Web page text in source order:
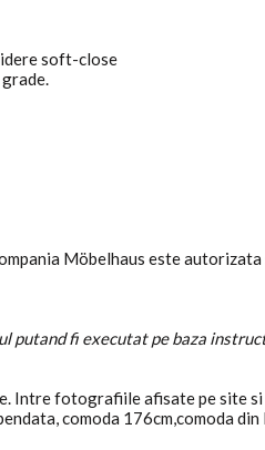
soft-close
Möbelhaus este
putand fi executat pe baza
Intre fotografiile afisate pe site
comoda 176cm,comoda